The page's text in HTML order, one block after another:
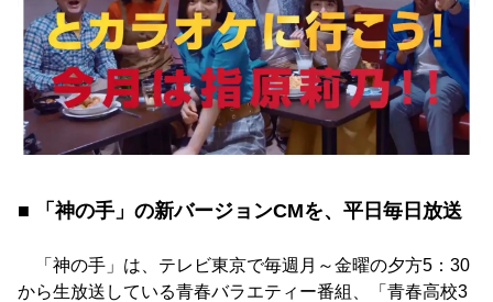
■ 「神の手」の新バージョンCMを、平日毎日放送
「神の手」は、テレビ東京で毎週月～金曜の夕方5：30
から生放送している青春バラエティー番組、「青春高校3